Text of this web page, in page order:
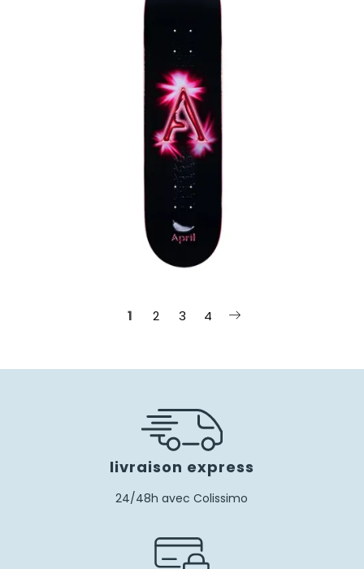
1 2 3 4
livraison express
24/48h avec Colissimo